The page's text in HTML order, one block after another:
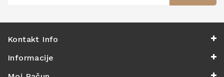
Kontakt Info
Informacije